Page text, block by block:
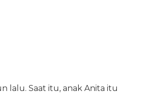
lalu. Saat itu, anak Anita itu